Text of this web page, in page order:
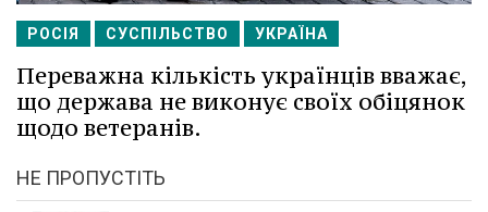
РОСІЯ СУСПІЛЬСТВО УКРАЇНА
Переважна кількість українців вважає,
що держава не виконує своїх обіцянок
щодо ветеранів.
НЕ ПРОПУСТІТЬ